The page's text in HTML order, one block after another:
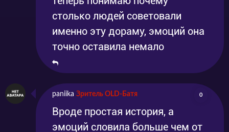
столько людей советовали
именно эту дораму, эмоций она
точно оставила немало
paniika Зритель OLD-Батя 0
Вроде простая история, а
эмоций словила больше чем от